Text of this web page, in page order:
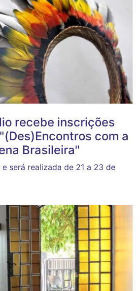
recebe inscrições
com a
Brasileira"
será realizada de 21 a 23 de